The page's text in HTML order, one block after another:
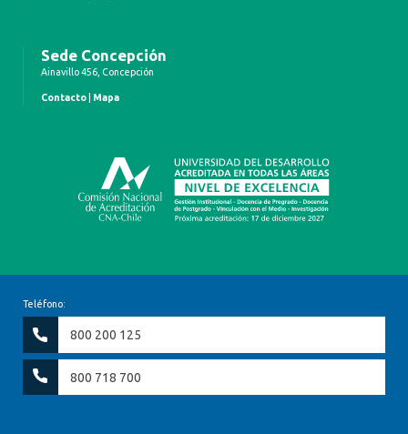
Sede Concepción
Ainavillo 456, Concepción
Contacto Mapa
Teléfono:
800 200 125
800 718 700